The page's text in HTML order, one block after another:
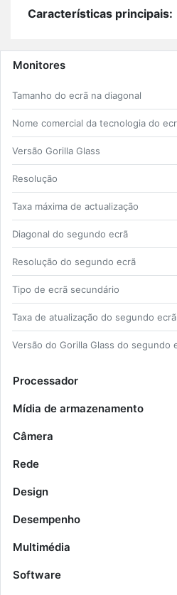
Ca­rac­te­rís­ticas prin­ci­pais:
Sam­sung Exynos
8 GB 256 GB;
Near Field
Câ­mara dupla 50 MP
4000 mAh
Monitores
Ta­manho do ecrã na di­a­gonal
Nome co­mer­cial da tec­no­logia do
Versão Go­rilla Glass
Re­so­lução
Taxa má­xima de ac­tu­a­li­zação
Di­a­gonal do se­gundo ecrã
Re­so­lução do se­gundo ecrã
Tipo de ecrã se­cun­dário
Taxa de atu­a­li­zação do se­gundo ecrã
Versão do Go­rilla Glass do se­gundo
Processador
Mídia de armazenamento
Câmera
Rede
Design
Desempenho
Multimédia
Software